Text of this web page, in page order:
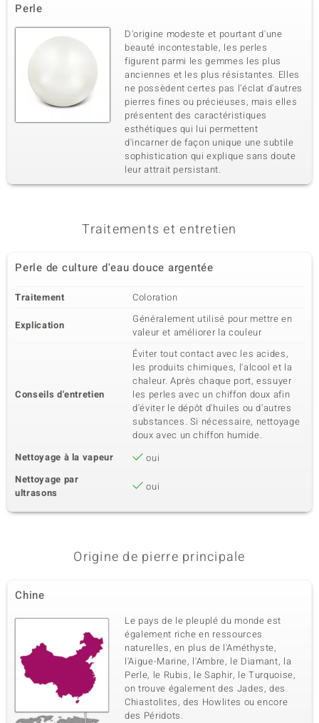
Perle
D'origine modeste et pourtant d'une
beauté incontestable, les perles
figurent parmi les gemmes les plus
anciennes et les plus résistantes. Elles
ne possèdent certes pas l'éclat d'autres
pierres fines ou précieuses, mais elles
présentent des caractéristiques
esthétiques qui lui permettent
d'incarner de façon unique une subtile
sophistication qui explique sans doute
leur attrait persistant.
Traitements et entretien
Perle de culture d'eau douce argentée
Traitement Coloration
Explication
Généralement utilisé pour mettre en
valeur et améliorer la couleur
Conseils d'entretien
Éviter tout contact avec les acides,
les produits chimiques, l'alcool et la
chaleur. Après chaque port, essuyer
les perles avec un chiffon doux afin
d'éviter le dépôt d'huiles ou d'autres
substances. Si nécessaire, nettoyage
doux avec un chiffon humide.
Nettoyage à la vapeur
oui
Nettoyage par
ultrasons
oui
Origine de pierre principale
Chine
Le pays de le pleuplé du monde est
également riche en ressources
naturelles, en plus de l'Améthyste,
l'Aigue-Marine, l'Ambre, le Diamant, la
Perle, le Rubis, le Saphir, le Turquoise,
on trouve également des Jades, des
Chiastolites, des Howlites ou encore
des Péridots.